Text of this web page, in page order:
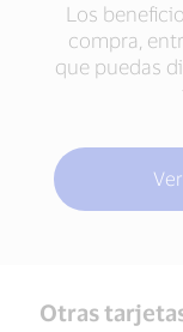
Los
compra,
que puedas
Otras